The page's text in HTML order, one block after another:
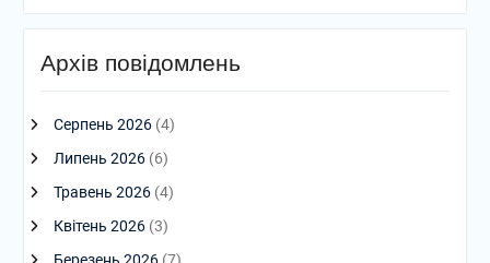
Архів повідомлень
Серпень 2026(4)
Липень 2026(6)
Травень 2026(4)
Квітень 2026(3)